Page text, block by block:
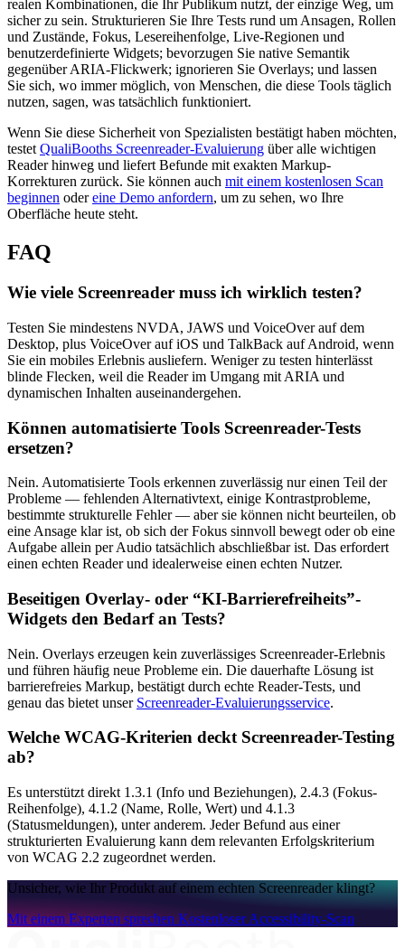
realen Kombinationen, die Ihr Publikum nutzt, der einzige Weg, um
sicher zu sein. Strukturieren Sie Ihre Tests rund um Ansagen, Rollen
und Zustände, Fokus, Lesereihenfolge, Live-Regionen und
benutzerdefinierte Widgets; bevorzugen Sie native Semantik
gegenüber ARIA-Flickwerk; ignorieren Sie Overlays; und lassen
Sie sich, wo immer möglich, von Menschen, die diese Tools täglich
nutzen, sagen, was tatsächlich funktioniert.
Wenn Sie diese Sicherheit von Spezialisten bestätigt haben möchten,
testet QualiBooths Screenreader-Evaluierung über alle wichtigen
Reader hinweg und liefert Befunde mit exakten Markup-
Korrekturen zurück. Sie können auch mit einem kostenlosen Scan
beginnen odereine Demo anfordern, um zu sehen, wo Ihre
Oberfläche heute steht.
FAQ
Wie viele Screenreader muss ich wirklich testen?
Testen Sie mindestens NVDA, JAWS und VoiceOver auf dem
Desktop, plus VoiceOver auf iOS und TalkBack auf Android, wenn
Sie ein mobiles Erlebnis ausliefern. Weniger zu testen hinterlässt
blinde Flecken, weil die Reader im Umgang mit ARIA und
dynamischen Inhalten auseinandergehen.
Können automatisierte Tools Screenreader-Tests
ersetzen?
Nein. Automatisierte Tools erkennen zuverlässig nur einen Teil der
Probleme — fehlenden Alternativtext, einige Kontrastprobleme,
bestimmte strukturelle Fehler — aber sie können nicht beurteilen, ob
eine Ansage klar ist, ob sich der Fokus sinnvoll bewegt oder ob eine
Aufgabe allein per Audio tatsächlich abschließbar ist. Das erfordert
einen echten Reader und idealerweise einen echten Nutzer.
Beseitigen Overlay- oder “KI-Barrierefreiheits”-
Widgets den Bedarf an Tests?
Nein. Overlays erzeugen kein zuverlässiges Screenreader-Erlebnis
und führen häufig neue Probleme ein. Die dauerhafte Lösung ist
barrierefreies Markup, bestätigt durch echte Reader-Tests, und
genau das bietet unser Screenreader-Evaluierungsservice.
Welche WCAG-Kriterien deckt Screenreader-Testing
ab?
Es unterstützt direkt 1.3.1 (Info und Beziehungen), 2.4.3 (Fokus-
Reihenfolge), 4.1.2 (Name, Rolle, Wert) und 4.1.3
(Statusmeldungen), unter anderem. Jeder Befund aus einer
strukturierten Evaluierung kann dem relevanten Erfolgskriterium
von WCAG 2.2 zugeordnet werden.
Unsicher, wie Ihr Produkt auf einem echten Screenreader klingt?
Mit einem Experten sprechen Kostenloser Accessibility-Scan